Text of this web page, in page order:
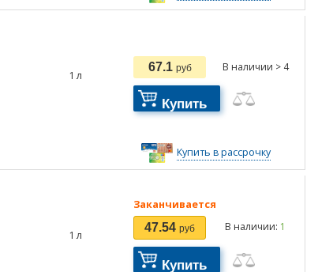
1л
67.1 руб В наличии > 4
Купить
Купить в рассрочку
1л
Заканчивается
47.54 руб В наличии: 1
Купить